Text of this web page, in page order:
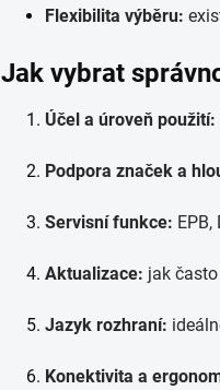
Flexibilita výběru:
Jak vybrat
Účel a úroveň použití:
Podpora značek a
Servisní funkce: EPB,
Aktualizace: jak
Jazyk rozhraní:
Konektivita a